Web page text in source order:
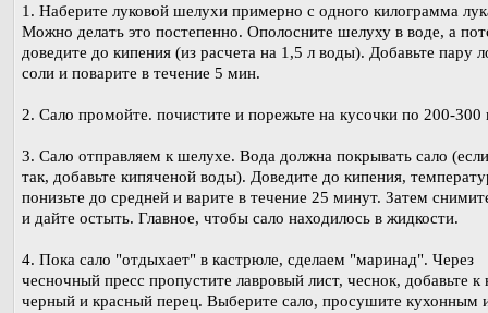
1. Наберите луковой шелухи примерно с одного килограмма
Можно делать это постепенно. Ополосните шелуху в воде, а
доведите до кипения (из расчета на 1,5 л воды). Добавьте пару
соли и поварите в течение 5 мин.
2. Сало промойте. почистите и порежьте на кусочки по 200-300
3. Сало отправляем к шелухе. Вода должна покрывать сало
так, добавьте кипяченой воды). Доведите до кипения,
понизьте до средней и варите в течение 25 минут. Затем
и дайте остыть. Главное, чтобы сало находилось в жидкости.
4. Пока сало "отдыхает" в кастрюле, сделаем "маринад". Через
чесночный пресс пропустите лавровый лист, чеснок, добавьте к
черный и красный перец. Выберите сало, просушите кухонным